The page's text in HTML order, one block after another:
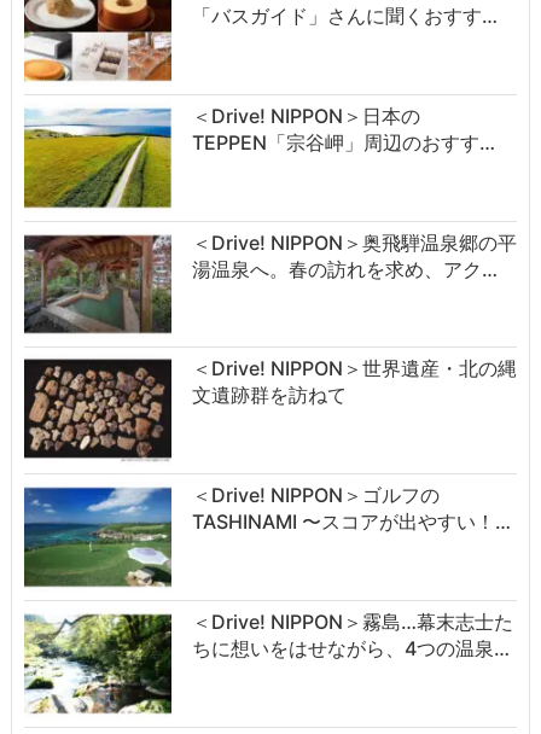
「バスガイド」さんに聞くおすす…
＜Drive! NIPPON＞日本の
TEPPEN「宗谷岬」周辺のおすす…
＜Drive! NIPPON＞奥飛騨温泉郷の平
湯温泉へ。春の訪れを求め、アク…
＜Drive! NIPPON＞世界遺産・北の縄
文遺跡群を訪ねて
＜Drive! NIPPON＞ゴルフの
TASHINAMI 〜スコアが出やすい！…
＜Drive! NIPPON＞霧島…幕末志士た
ちに想いをはせながら、4つの温泉…